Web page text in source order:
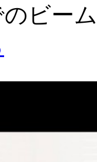
のビー